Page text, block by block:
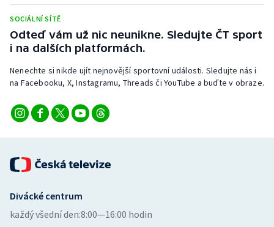
Triatlon
Veslování
Vodní slalom
Ostatní
SOCIÁLNÍ SÍTĚ
Odteď vám už nic neunikne. Sledujte ČT sport
i na dalších platformách.
Nenechte si nikde ujít nejnovější sportovní události. Sledujte nás i
na Facebooku, X, Instagramu, Threads či YouTube a buďte v obraze.
Divácké centrum
každý všední den:8:00—16:00 hodin